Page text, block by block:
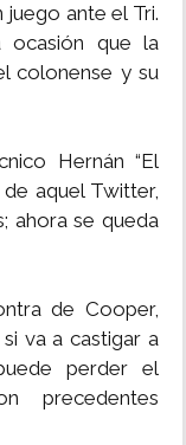
ante el Tri.
ocasión que la
colonense y su
Hernán “El
aquel Twitter,
ahora se queda
de Cooper,
va a castigar a
perder el
precedentes